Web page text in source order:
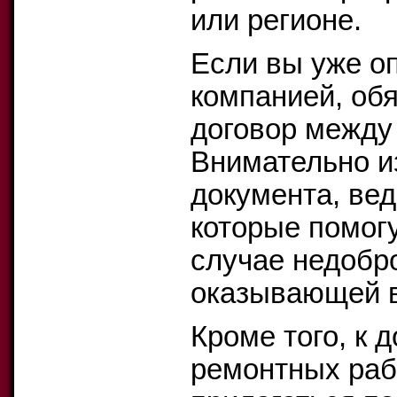
или регионе.
Если вы уже
компанией,
договор
Внимательно
документа,
которые
случае
оказывающей
Кроме того, к
ремонтных